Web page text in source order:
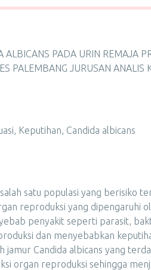
ALBICANS PADA URIN REMAJA
PALEMBANG JURUSAN ANALIS
Keputihan, Candida albicans
satu populasi yang berisiko
reproduksi yang dipengaruhi
penyakit seperti parasit,
dan menyebabkan
jamur Candida albicans yang
organ reproduksi sehingga